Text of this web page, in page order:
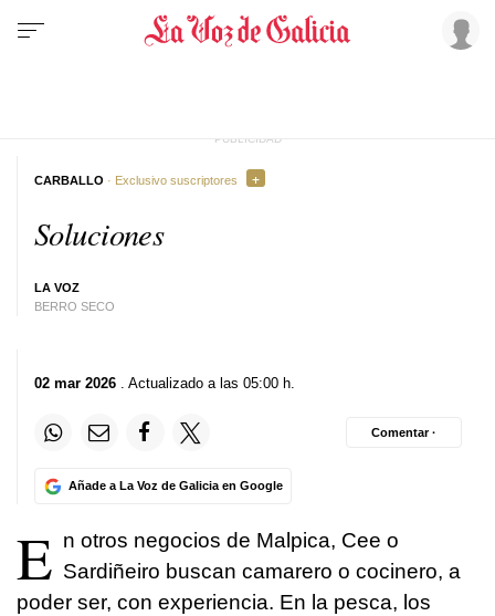
Soluciones
LA VOZ
BERRO SECO
CARBALLO · Exclusivo suscriptores
02 mar 2026 . Actualizado a las 05:00 h.
Añade a La Voz de Galicia en Google
Comentar ·
E n otros negocios de Malpica, Cee o
Sardiñeiro buscan camarero o cocinero, a
poder ser, con experiencia. En la pesca, los